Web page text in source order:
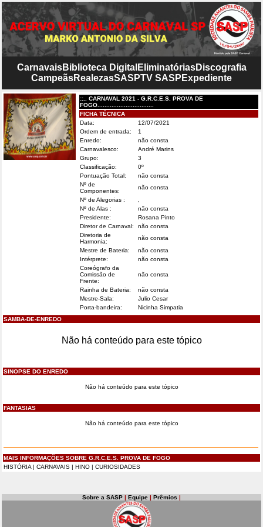
CarnavaisBiblioteca Digital EliminatóriasDiscografia
CampeãsRealezasSASPTV SASP Expediente
::.. CARNAVAL 2021 - G.R.C.E.S. PROVA DE
FOGO................................
FICHA TÉCNICA
Data:
12/07/2021
Ordem de entrada:
1
Enredo:
não consta
Carnavalesco:
André Marins
Grupo:
3
Classificação:
0º
Pontuação Total:
não consta
Nº de
Componentes:
não consta
Nº de Alegorias :
Nº de Alas :
não consta
Presidente:
Rosana Pinto
Diretor de Carnaval:
não consta
Diretoria de
Harmonia:
não consta
Mestre de Bateria:
não consta
Intérprete:
não consta
Coreógrafo da
Comissão de
Frente:
não consta
Rainha de Bateria:
não consta
Mestre-Sala:
Julio Cesar
Porta-bandeira:
Nicinha Simpatia
SAMBA-DE-ENREDO
Não há conteúdo para este tópico
SINOPSE DO ENREDO
Não há conteúdo para este tópico
FANTASIAS
Não há conteúdo para este tópico
MAIS INFORMAÇÕES SOBRE G.R.C.E.S. PROVA DE FOGO
HISTÓRIA | CARNAVAIS | HINO | CURIOSIDADES
Sobre a SASP | Equipe | Prêmios |